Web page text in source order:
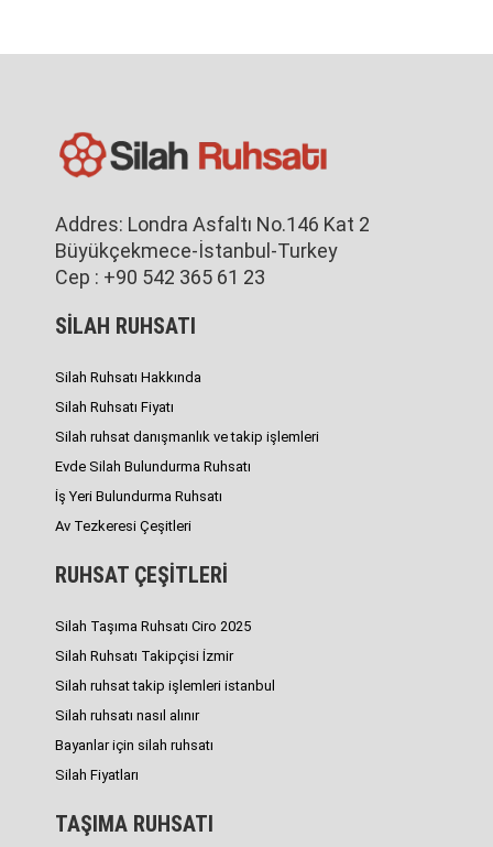
Addres: Londra Asfaltı No.146 Kat 2
Büyükçekmece-İstanbul-Turkey
Cep : +90 542 365 61 23
SİLAH RUHSATI
Silah Ruhsatı Hakkında
Silah Ruhsatı Fiyatı
Silah ruhsat danışmanlık ve takip işlemleri
Evde Silah Bulundurma Ruhsatı
İş Yeri Bulundurma Ruhsatı
Av Tezkeresi Çeşitleri
RUHSAT ÇEŞİTLERİ
Silah Taşıma Ruhsatı Ciro 2025
Silah Ruhsatı Takipçisi İzmir
Silah ruhsat takip işlemleri istanbul
Silah ruhsatı nasıl alınır
Bayanlar için silah ruhsatı
Silah Fiyatları
TAŞIMA RUHSATI